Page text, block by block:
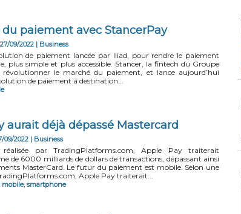
paiement avec StancerPay
09/2022 | Business
de paiement lancée par Iliad, pour rendre le paiement
plus simple et plus accessible. Stancer, la fintech du Groupe
le marché du paiement, et lance aujourd’hui
de paiement à destination...
aurait déjà dépassé Mastercard
09/2022 | Business
par TradingPlatforms.com, Apple Pay traiterait
de 6000 milliards de dollars de transactions, dépassant ainsi
MasterCard. Le futur du paiement est mobile. Selon une
Apple Pay traiterait...
mobile,smartphone